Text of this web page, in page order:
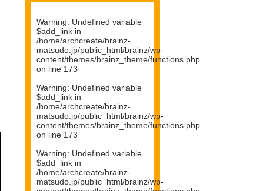
Warning: Undefined variable
$add_link in
/home/archcreate/brainz-
matsudo.jp/public_html/brainz/wp-
content/themes/brainz_theme/functions.php
on line 173
Warning: Undefined variable
$add_link in
/home/archcreate/brainz-
matsudo.jp/public_html/brainz/wp-
content/themes/brainz_theme/functions.php
on line 173
Warning: Undefined variable
$add_link in
/home/archcreate/brainz-
matsudo.jp/public_html/brainz/wp-